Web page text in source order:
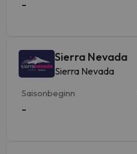
-
Sierra Nevada
Sierra Nevada
Saisonbeginn
-